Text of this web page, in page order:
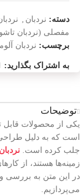
دسته: نردبان ,
مفصلی (نردبان
برچسب: نردبان
به اشتراک بگذارید:
توضیحات
یکی از محصولات قابل
است که به دلیل
جلب کرده است.
زمینه‌ها هستند، از
در این متن به بررسی
می‌پردازیم.